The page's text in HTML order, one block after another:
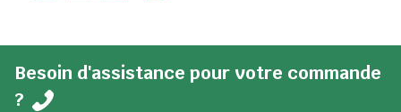
Besoin d'assistance pour votre commande
?